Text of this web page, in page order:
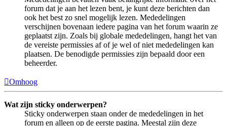
forum dat je aan het lezen bent, je kunt deze berichten dan
ook het best zo snel mogelijk lezen. Mededelingen
verschijnen bovenaan iedere pagina van het forum waarin ze
geplaatst zijn. Zoals bij globale mededelingen, hangt het van
de vereiste permissies af of je wel of niet mededelingen kan
plaatsen. De benodigde permissies zijn bepaald door een
beheerder.
Omhoog
Wat zijn sticky onderwerpen?
Sticky onderwerpen staan onder de mededelingen in het
forum en alleen op de eerste pagina. Meestal zijn deze